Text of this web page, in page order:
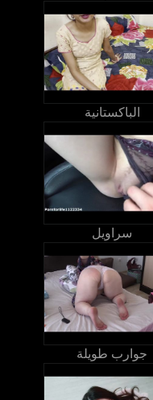
الباكستانية
سراويل
جوارب طويلة